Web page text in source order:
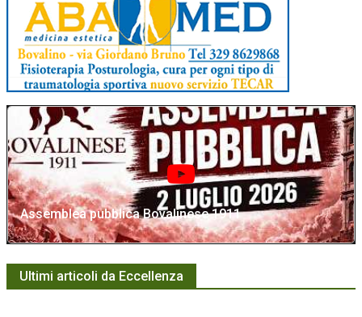
Assemblea pubblica Bovalinese 1911
Ultimi articoli da Eccellenza